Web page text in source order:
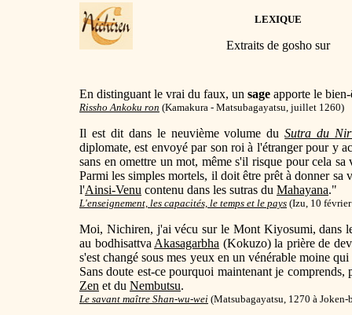
LEXIQUE
Extraits de gosho sur
En distinguant le vrai du faux, un sage apporte le
Rissho Ankoku ron (Kamakura - Matsubagayatsu, juillet 1260)
Il est dit dans le neuvième volume duSutra du
diplomate, est envoyé par son roi à l'étranger pour y
sans en omettre un mot, même s'il risque pour cela
Parmi les simples mortels, il doit être prêt à donner sa
l'Ainsi-Venu contenu dans les sutras du Mahayana."
L'enseignement, les capacités, le temps et le pays (Izu, 10
Moi, Nichiren, j'ai vécu sur le Mont Kiyosumi, dans
au bodhisattva Akasagarbha (Kokuzo) la prière de
s'est changé sous mes yeux en un vénérable moine
Sans doute est-ce pourquoi maintenant je
Zen et du Nembutsu.
Le savant maître Shan-wu-wei (Matsubagayatsu, 1270 à